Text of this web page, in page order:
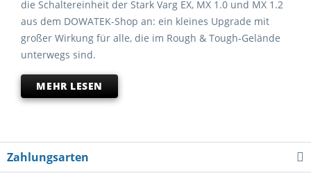
die Schaltereinheit der Stark Varg EX, MX 1.0 und MX 1.2
aus dem DOWATEK-Shop an: ein kleines Upgrade mit
großer Wirkung für alle, die im Rough & Tough-Gelände
unterwegs sind.
MEHR LESEN
Zahlungsarten